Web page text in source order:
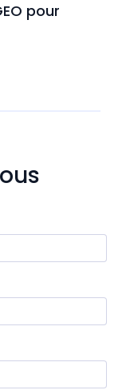
pour